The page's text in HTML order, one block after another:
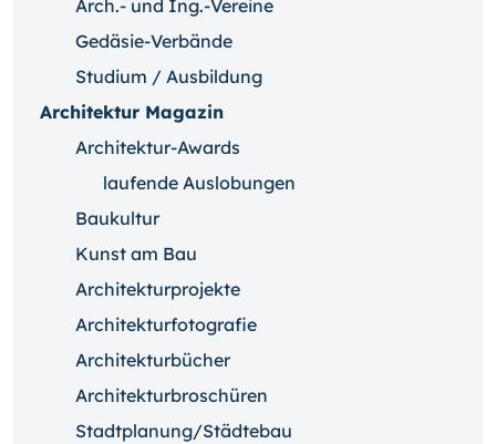
Arch.- und Ing.-Vereine
Gedäsie-Verbände
Studium / Ausbildung
Architektur Magazin
Architektur-Awards
laufende Auslobungen
Baukultur
Kunst am Bau
Architekturprojekte
Architekturfotografie
Architekturbücher
Architekturbroschüren
Stadtplanung/Städtebau